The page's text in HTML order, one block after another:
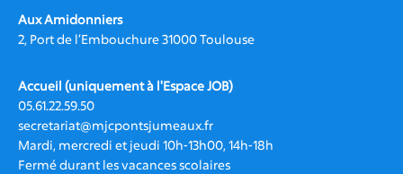
CONTACT
Aux Amidonniers
2, Port de l’Embouchure 31000 Toulouse
Accueil (uniquement à l'Espace JOB)
05.61.22.59.50
secretariat@mjcpontsjumeaux.fr
Mardi, mercredi et jeudi 10h-13h00, 14h-18h
Fermé durant les vacances scolaires